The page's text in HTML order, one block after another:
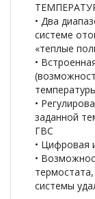
• Два
системе
«теплые
•
•
заданной
ГВС
• Цифровая
•
системы